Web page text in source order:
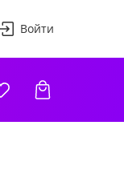
Войти